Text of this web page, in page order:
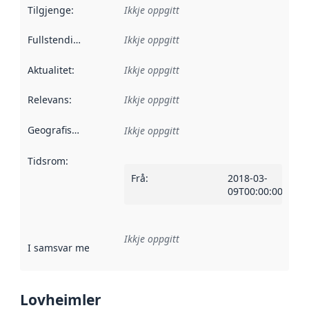
Tilgjenge: Ikkje oppgitt
Fullstendigheit Ikkje oppgitt
Aktualitet: Ikkje oppgitt
Relevans: Ikkje oppgitt
Geografisk område Ikkje oppgitt
Tidsrom:
Frå:
2018-03-
09T00:00:00Z
I samsvar med Referanse til ei implementeringsregel eller
Ikkje oppgitt
Lovheimler